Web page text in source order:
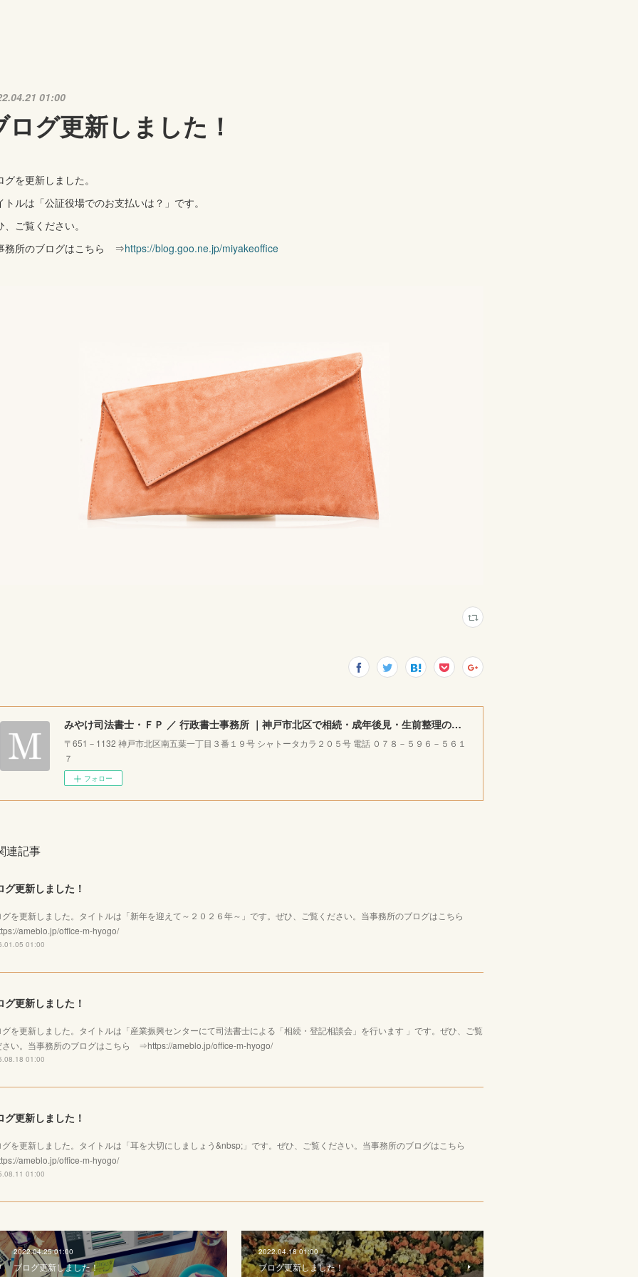
01:00
ログ更新しました！
グを更新しました。
トルは「公証役場でのお支払いは？」です。
、ご覧ください。
務所のブログはこちら ⇒https://blog.goo.ne.jp/miyakeoffice
みやけ司法書士・ＦＰ ／ 行政書士事務所 ｜神戸市北区で相続・成年後見・生前整理のご相談をお受けしています。
〒651－1132 神戸市北区南五葉一丁目３番１９号 シャトータカラ２０５号 電話 ０７８－５９６－５６１
７
フォロー
連記事
グ更新しました！
グを更新しました。タイトルは「新年を迎えて～２０２６年～」です。ぜひ、ご覧ください。当事務所のブログはこちら
ameblo.jp/office-m-hyogo/
01:00
グ更新しました！
グを更新しました。タイトルは「産業振興センターにて司法書士による「相続・登記相談会」を行います 」です。ぜひ、ご覧
さい。当事務所のブログはこちら ⇒https://ameblo.jp/office-m-hyogo/
01:00
グ更新しました！
グを更新しました。タイトルは「耳を大切にしましょう&nbsp;」です。ぜひ、ご覧ください。当事務所のブログはこちら
ameblo.jp/office-m-hyogo/
01:00
2022.04.25 01:00
ブログ更新しました！
2022.04.18 01:00
ブログ更新しました！